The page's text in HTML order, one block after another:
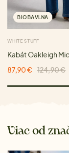
BIOBAVLNA
WHITE STUFF
Kabát Oakleigh
87,90 €
124,90 €
Viac od